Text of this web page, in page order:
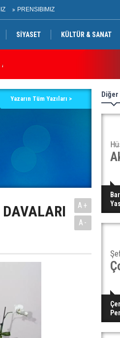
PRENSIBIMIZ
SİYASET KÜLTÜR & SANAT
Hür
Türkiye, Suudi
sayılacak
Yazarın Tüm Yazıları >
A+
A-
Diğer